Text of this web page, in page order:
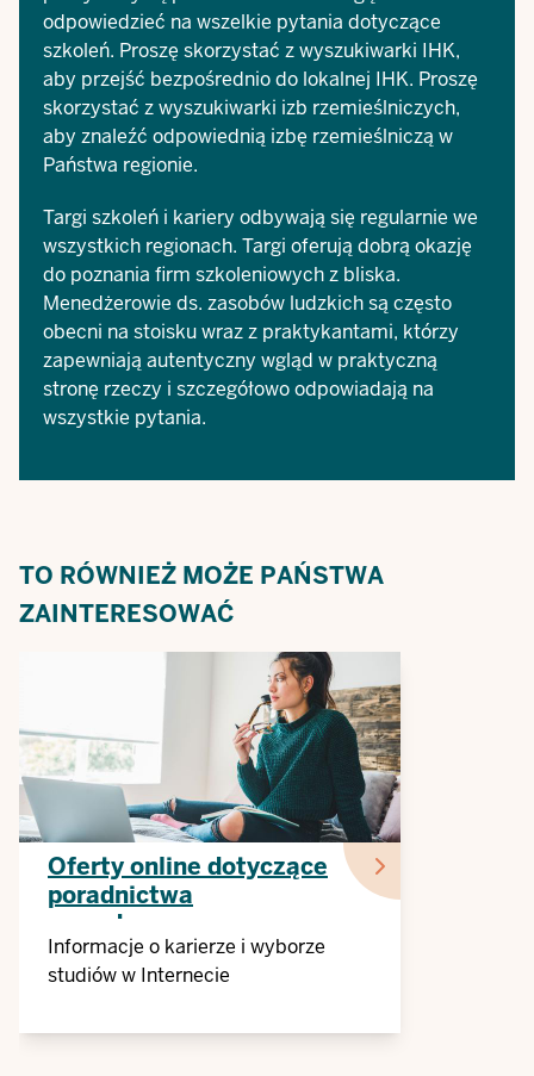
odpowiedzieć na wszelkie pytania dotyczące
szkoleń. Proszę skorzystać zwyszukiwarki IHK,
aby przejść bezpośrednio do lokalnej IHK. Proszę
skorzystać zwyszukiwarki izb rzemieślniczych,
aby znaleźć odpowiednią izbę rzemieślniczą w
Państwa regionie.
Targi szkoleń i kariery odbywają się regularnie we
wszystkich regionach. Targi oferują dobrą okazję
do poznania firm szkoleniowych z bliska.
Menedżerowie ds. zasobów ludzkich są często
obecni na stoisku wraz z praktykantami, którzy
zapewniają autentyczny wgląd w praktyczną
stronę rzeczy i szczegółowo odpowiadają na
wszystkie pytania.
TO RÓWNIEŻ MOŻE PAŃSTWA
ZAINTERESOWAĆ
Oferty online dotyczące
poradnictwa
zawodowego
Informacje o karierze i wyborze
studiów w Internecie